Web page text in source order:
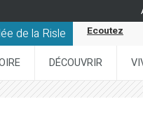
de la Risle Ecoutez
DÉCOUVRIR